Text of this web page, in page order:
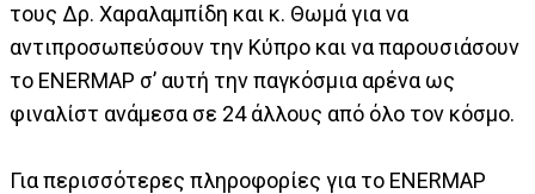
τους Δρ. Χαραλαμπίδη και κ. Θωμά για να
αντιπροσωπεύσουν την Κύπρο και να παρουσιάσουν
το ENERMAP σ’ αυτή την παγκόσμια αρένα ως
φιναλίστ ανάμεσα σε 24 άλλους από όλο τον κόσμο.
Για περισσότερες πληροφορίες για το ENERMAP